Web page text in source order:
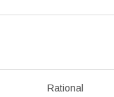
Rational